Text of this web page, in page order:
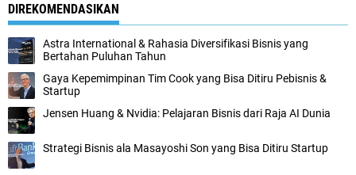
DIREKOMENDASIKAN
Astra International & Rahasia Diversifikasi Bisnis yang
Bertahan Puluhan Tahun
Gaya Kepemimpinan Tim Cook yang Bisa Ditiru Pebisnis &
Startup
Jensen Huang & Nvidia: Pelajaran Bisnis dari Raja AI Dunia
Strategi Bisnis ala Masayoshi Son yang Bisa Ditiru Startup